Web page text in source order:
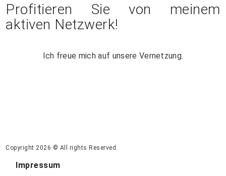
Profitieren Sie von meinem
aktiven Netzwerk!
Ich freue mich auf unsere Vernetzung.
Copyright 2026 © All rights Reserved.
Impressum